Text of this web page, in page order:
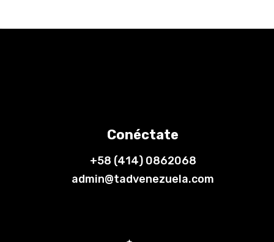
Conéctate
+58 (414) 0862068
admin@tadvenezuela.com